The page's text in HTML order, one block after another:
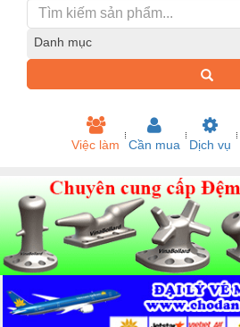
Danh mục
Việc làm Cần mua Dịch vụ